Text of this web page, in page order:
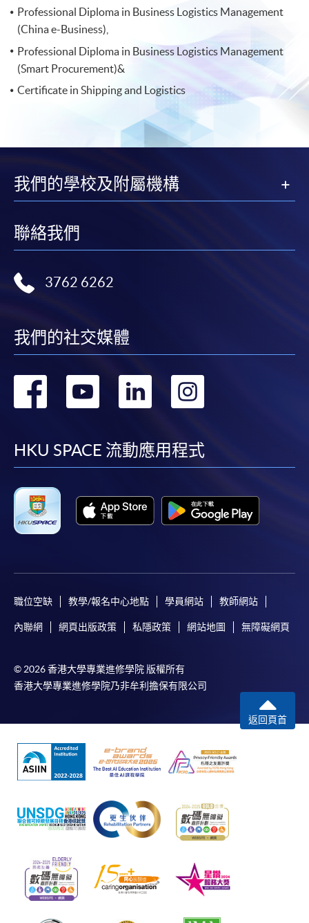
Professional Diploma in Business Logistics Management
(China e-Business),
Professional Diploma in Business Logistics Management
(Smart Procurement)&
Certificate in Shipping and Logistics
我們的學校及附屬機構
聯絡我們
3762 6262
我們的社交媒體
轉
facebook
轉
youtube
轉
linkedin
HKU SPACE 流動應用程式
職位空缺 教學/報名中心地點 學員網站 教師網站
內聯網 網頁出版政策 私隱政策 網站地圖 無障礙網頁
© 2026 香港大學專業進修學院 版權所有
香港大學專業進修學院乃非牟利擔保有限公司
返回頁首